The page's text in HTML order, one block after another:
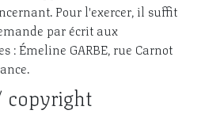
Pour l'exercer, il suffit
par écrit aux
: Émeline GARBE, rue Carnot
copyright